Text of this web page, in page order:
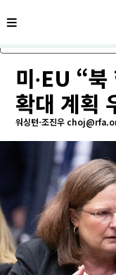
메인 콘텐츠로 건너
메뉴
미∙EU “
확대 계획
워싱턴-조진우